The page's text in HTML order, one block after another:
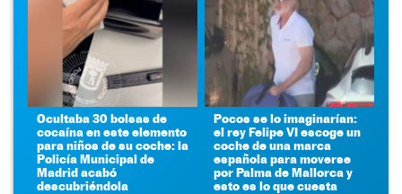
Ocultaba 30 bolsas de
cocaína en este elemento
para niños de su coche: la
Policía Municipal de
Madrid acabó
descubriéndola
Pocos se lo imaginarían:
el rey Felipe VI escoge un
coche de una marca
española para moverse
por Palma de Mallorca y
esto es lo que cuesta